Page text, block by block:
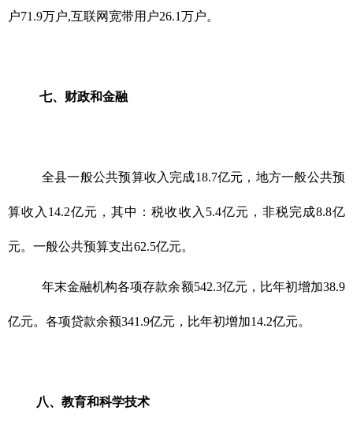
户71.9万户,互联网宽带用户26.1万户。
七、财政和金融
全县一般公共预算收入完成18.7亿元，地方一般公共预
算收入14.2亿元，其中：税收收入5.4亿元，非税完成8.8亿
元。一般公共预算支出62.5亿元。
年末金融机构各项存款余额542.3亿元，比年初增加38.9
亿元。各项贷款余额341.9亿元，比年初增加14.2亿元。
八、教育和科学技术